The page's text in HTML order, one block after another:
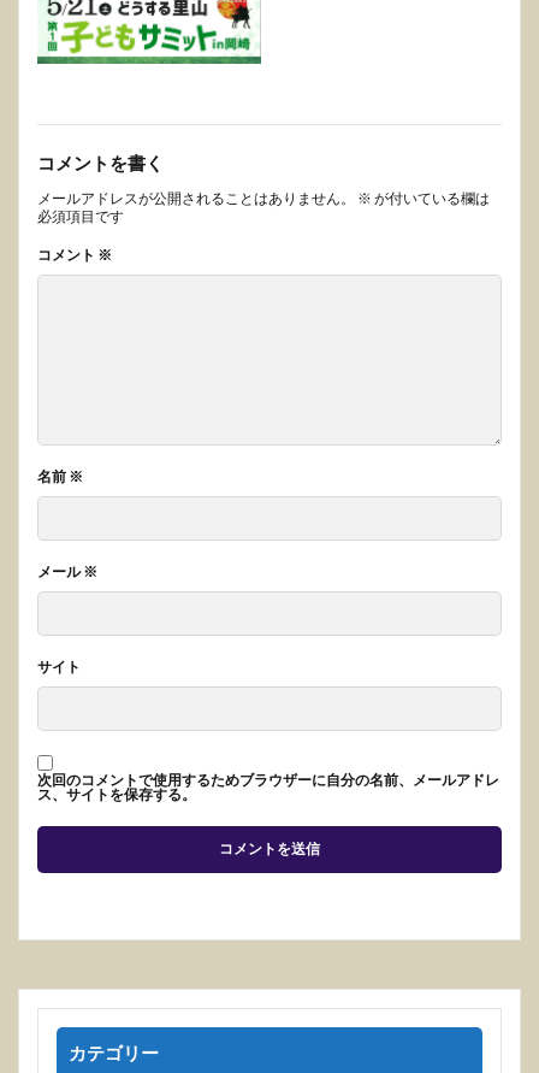
コメントを書く
メールアドレスが公開されることはありません。 ※ が付いている欄は
必須項目です
コメント ※
名前 ※
メール※
サイト
次回のコメントで使用するためブラウザーに自分の名前、メールアドレ
ス、サイトを保存する。
カテゴリー